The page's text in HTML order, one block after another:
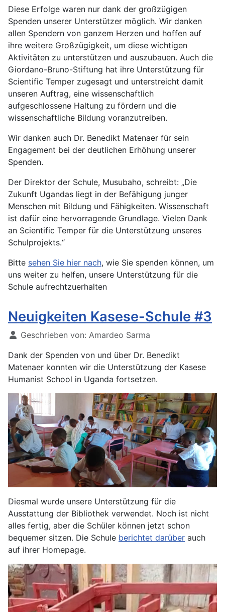
Diese Erfolge waren nur dank der großzügigen
Spenden unserer Unterstützer möglich. Wir danken
allen Spendern von ganzem Herzen und hoffen auf
ihre weitere Großzügigkeit, um diese wichtigen
Aktivitäten zu unterstützen und auszubauen. Auch die
Giordano-Bruno-Stiftung hat ihre Unterstützung für
Scientific Temper zugesagt und unterstreicht damit
unseren Auftrag, eine wissenschaftlich
aufgeschlossene Haltung zu fördern und die
wissenschaftliche Bildung voranzutreiben.
Wir danken auch Dr. Benedikt Matenaer für sein
Engagement bei der deutlichen Erhöhung unserer
Spenden.
Der Direktor der Schule, Musubaho, schreibt: „Die
Zukunft Ugandas liegt in der Befähigung junger
Menschen mit Bildung und Fähigkeiten. Wissenschaft
ist dafür eine hervorragende Grundlage. Vielen Dank
an Scientific Temper für die Unterstützung unseres
Schulprojekts.“
Bitte sehen Sie hier nach, wie Sie spenden können, um
uns weiter zu helfen, unsere Unterstützung für die
Schule aufrechtzuerhalten
Neuigkeiten Kasese-Schule #3
Geschrieben von: Amardeo Sarma
Dank der Spenden von und über Dr. Benedikt
Matenaer konnten wir die Unterstützung der Kasese
Humanist School in Uganda fortsetzen.
Diesmal wurde unsere Unterstützung für die
Ausstattung der Bibliothek verwendet. Noch ist nicht
alles fertig, aber die Schüler können jetzt schon
bequemer sitzen. Die Schule berichtet darüber auch
auf ihrer Homepage.